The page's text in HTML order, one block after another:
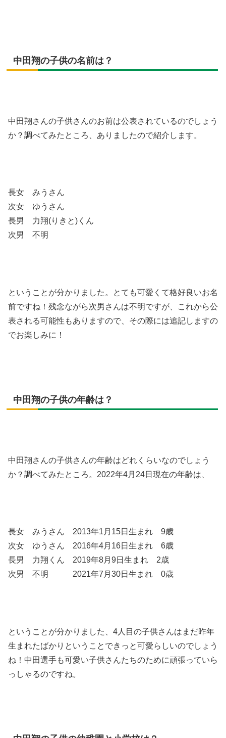
中田翔の子供の名前は？
中田翔さんの子供さんのお前は公表されているのでしょう
か？調べてみたところ、ありましたので紹介します。
長女 みうさん
次女 ゆうさん
長男 力翔(りきと)くん
次男 不明
ということが分かりました。とても可愛くて格好良いお名
前ですね！残念ながら次男さんは不明ですが、これから公
表される可能性もありますので、その際には追記しますの
でお楽しみに！
中田翔の子供の年齢は？
中田翔さんの子供さんの年齢はどれくらいなのでしょう
か？調べてみたところ。2022年4月24日現在の年齢は、
長女 みうさん 2013年1月15日生まれ 9歳
次女 ゆうさん 2016年4月16日生まれ 6歳
長男 力翔くん 2019年8月9日生まれ 2歳
次男 不明 2021年7月30日生まれ 0歳
ということが分かりました、4人目の子供さんはまだ昨年
生まれたばかりということできっと可愛らしいのでしょう
ね！中田選手も可愛い子供さんたちのために頑張っていら
っしゃるのですね。